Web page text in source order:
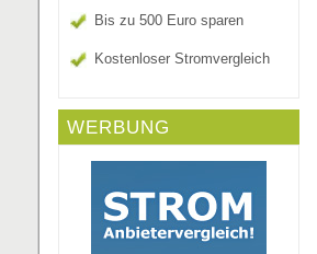
Bis zu 500 Euro sparen
Kostenloser Stromvergleich
WERBUNG